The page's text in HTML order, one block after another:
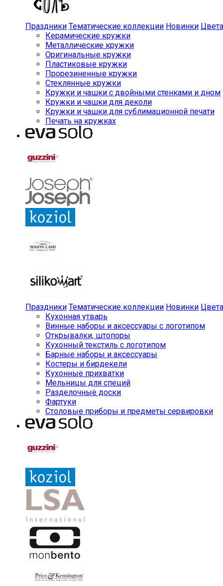
Праздники Тематические коллекции Новинки Цвета
Керамические кружки
Металлические кружки
Оригинальные кружки
Пластиковые кружки
Прорезиненные кружки
Стеклянные кружки
Кружки и чашки с двойными стенками и дном
Кружки и чашки для деколи
Кружки и чашки для сублимационной печати
Печать на кружках
Праздники Тематические коллекции Новинки Цвета
Кухонная утварь
Винные наборы и аксессуары с логотипом
Открывалки, штопоры
Кухонный текстиль с логотипом
Барные наборы и аксессуары
Костеры и бирдекели
Кухонные прихватки
Мельницы для специй
Разделочные доски
Фартуки
Столовые приборы и предметы сервировки